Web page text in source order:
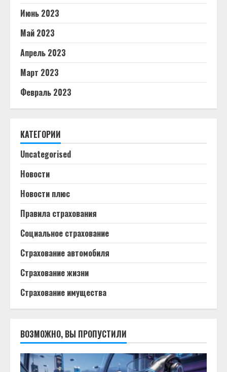
Июнь 2023
Май 2023
Апрель 2023
Март 2023
Февраль 2023
КАТЕГОРИИ
Uncategorised
Новости
Новости плюс
Правила страхования
Социальное страхование
Страхование автомобиля
Страхование жизни
Страхование имущества
ВОЗМОЖНО, ВЫ ПРОПУСТИЛИ